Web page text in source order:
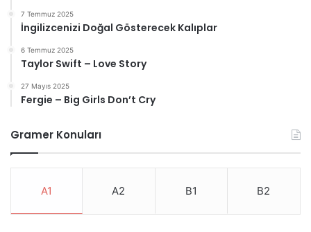
7 Temmuz 2025
İngilizcenizi Doğal Gösterecek Kalıplar
6 Temmuz 2025
Taylor Swift – Love Story
27 Mayıs 2025
Fergie – Big Girls Don’t Cry
Gramer Konuları
A1 A2 B1 B2